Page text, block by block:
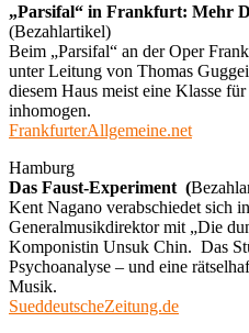
„Parsifal“ in Frankfurt: Mehr
(Bezahlartikel)
Beim „Parsifal“ an der Oper
unter Leitung von Thomas
diesem Haus meist eine Klasse
inhomogen.
FrankfurterAllgemeine.net
Hamburg
Das Faust-Experiment (
Kent Nagano verabschiedet sich
Generalmusikdirektor mit „Die
Komponistin Unsuk Chin. Das
Psychoanalyse – und eine
Musik.
SueddeutscheZeitung.de